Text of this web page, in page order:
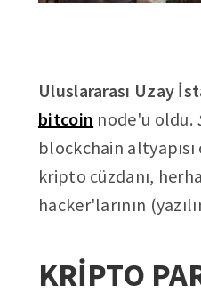
Uluslararası Uzay
bitcoin node'u oldu.
blockchain
kripto cüzdanı,
hacker'larının
KRİPTO